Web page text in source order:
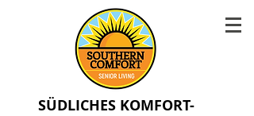
SÜDLICHES KOMFORT-